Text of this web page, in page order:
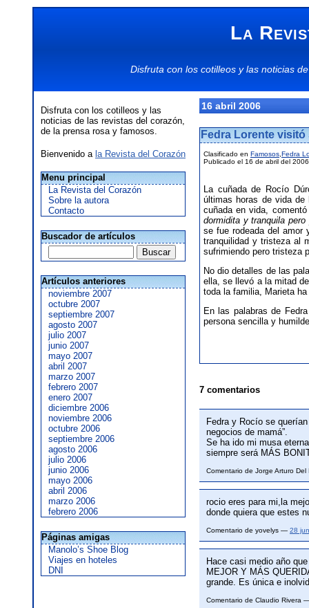
La
Disfruta con los cotilleosy las noticias
Disfruta con los cotilleos y las
noticias de las revistas del corazón,
de la prensa rosa y famosos.
Bienvenido a la Revista del Corazón
Menu principal
La Revista del Corazón
Sobre la autora
Contacto
Buscador de artículos
Artículos anteriores
noviembre 2007
octubre 2007
septiembre 2007
agosto 2007
julio 2007
junio 2007
mayo 2007
abril 2007
marzo 2007
febrero 2007
enero 2007
diciembre 2006
noviembre 2006
octubre 2006
septiembre 2006
agosto 2006
julio 2006
junio 2006
mayo 2006
abril 2006
marzo 2006
febrero 2006
Páginas amigas
Manolo’s Shoe Blog
Viajes en hoteles
DNI
16 abril 2006
Fedra Lorente visitó
Clasificado en Famosos Fedra
Publicado el 16 de abril del 2006
La cuñada de Rocío
últimas horas de vida
cuñada en vida,
dormidita y tranquila
se fue rodeada del
tranquilidad y tristeza al
sufrimiendo pero tristeza
No dio detalles de las
ella, se llevó a la mitad
toda la familia, Marieta
En las palabras de
persona sencilla y
7 comentarios
Fedra y Rocío se
negocios de mamá”.
Se ha ido mi musa
siempre será MÁS
Comentario de Jorge Arturo
rocio eres para mi,la
donde quiera que estes
Comentario de yovelys — 28
Hace casi medio año
MEJOR Y MÁS
grande. Es única e
Comentario de Claudio Rivera